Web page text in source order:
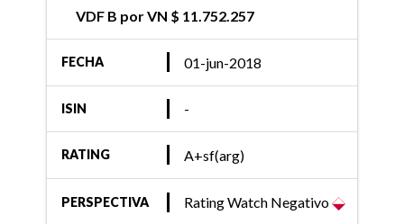
VDF B por VN $ 11.752.257
FECHA 01-jun-2018
ISIN -
RATING A+sf(arg)
PERSPECTIVA Rating Watch Negativo